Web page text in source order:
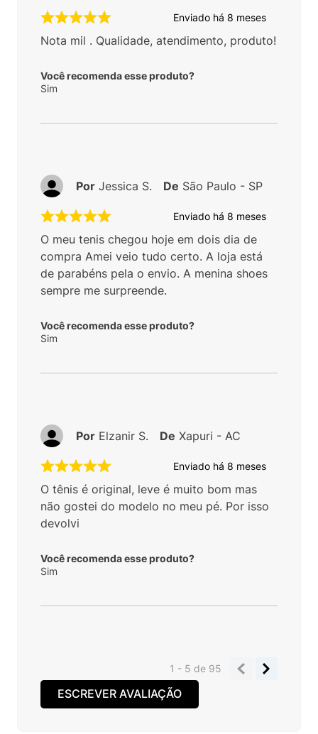
Enviado há 8 meses
Nota mil . Qualidade, atendimento, produto!
Você recomenda esse produto?
Sim
Enviado há 8 meses
O meu tenis chegou hoje em dois dia de
compra Amei veio tudo certo. A loja está
de parabéns pela o envio. A menina shoes
sempre me surpreende.
Você recomenda esse produto?
Sim
Por Jessica S. De São Paulo - SP
Enviado há 8 meses
O tênis é original, leve é muito bom mas
não gostei do modelo no meu pé. Por isso
devolvi
Você recomenda esse produto?
Sim
Por Elzanir S. De Xapuri - AC
1 - 5de 95
ESCREVER AVALIAÇÃO